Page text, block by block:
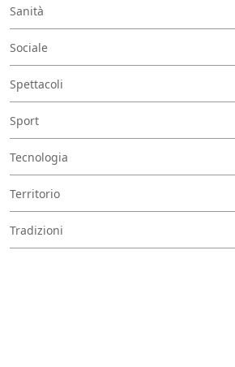
Sanità
Sociale
Spettacoli
Sport
Tecnologia
Territorio
Tradizioni